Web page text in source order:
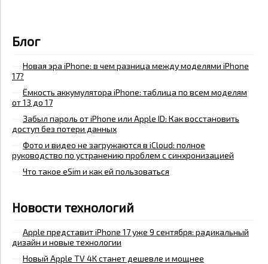
Блог
Новая эра iPhone: в чем разница между моделями iPhone
17?
Ёмкость аккумулятора iPhone: таблица по всем моделям
от 13 до 17
Забыл пароль от iPhone или Apple ID: Как восстановить
доступ без потери данных
Фото и видео не загружаются в iCloud: полное
руководство по устранению проблем с синхронизацией
Что такое eSim и как ей пользоваться
Новости технологий
Apple представит iPhone 17 уже 9 сентября: радикальный
дизайн и новые технологии
Новый Apple TV 4K станет дешевле и мощнее